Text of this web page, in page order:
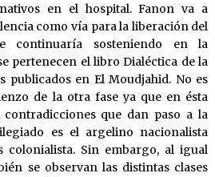
en el hospital. Fanon va a
como vía para la liberación del
continuaría sosteniendo en la
pertenecen el libro Dialéctica de la
publicados en El Moudjahid. No es
de la otra fase ya que en ésta
que dan paso a la
es el argelino nacionalista
colonialista. Sin embargo, al igual
se observan las distintas clases